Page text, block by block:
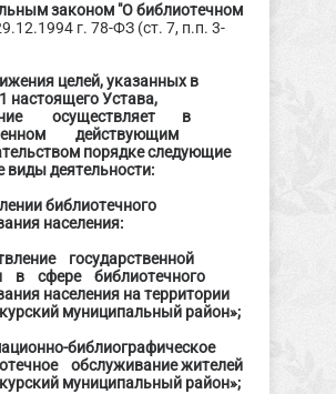
законом "О библиотечном
г. 78-ФЗ (ст. 7, п.п. 3-
целей, указанных в
настоящего Устава,
осуществляет в
действующим
порядке следующие
виды деятельности:
библиотечного
населения:
государственной
в сфере библиотечного
населения на территории
муниципальный район»;
библиографическое
обслуживание жителей
муниципальный район»;